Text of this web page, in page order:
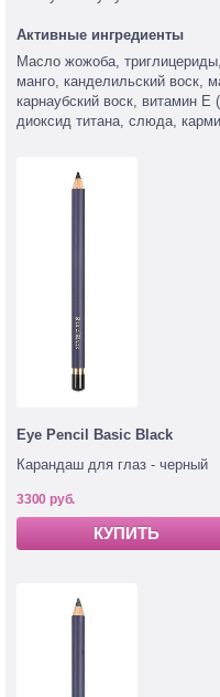
Активные ингредиенты
Масло жожоба,
манго, канделильский воск,
карнаубский воск, витамин
диоксид титана, слюда,
Eye Pencil Basic Black
Карандаш для глаз - черный
3300 руб.
КУПИТЬ